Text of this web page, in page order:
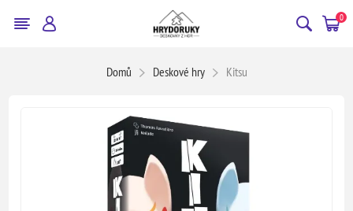
0
Domů Deskové hry Kitsu